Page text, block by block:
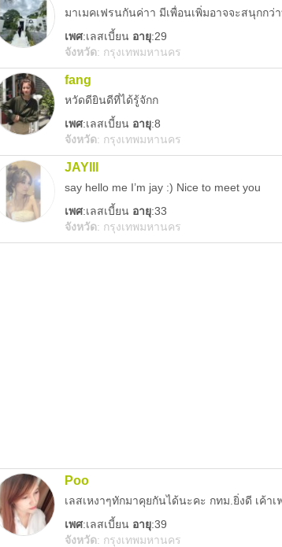
มาเมคเฟรนกันค่าา มีเพื่อนเพิ่มอาจจะสนุกกว่
เพศ:เลสเบี้ยน อายุ:29
จังหวัด: กรุงเทพมหานคร
fang
หวัดดียินดีที่ได้รู้จักก
เพศ:เลสเบี้ยน อายุ:8
จังหวัด: กรุงเทพมหานคร
JAYIII
say hello me I’m jay :) Nice to meet you
เพศ:เลสเบี้ยน อายุ:33
จังหวัด: กรุงเทพมหานคร
Poo
เลสเหงาๆทักมาคุยกันได้นะคะ กทม.ยิ่งดี เค้า
เพศ:เลสเบี้ยน อายุ:39
จังหวัด: กรุงเทพมหานคร